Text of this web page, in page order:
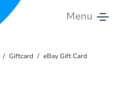
Menu
Giftcard eBay Gift Card